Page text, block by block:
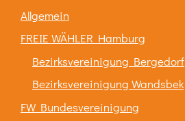
Allgemein
FREIE WÄHLER Hamburg
Bezirksvereinigung Bergedorf
Bezirksvereinigung Wandsbek
FW Bundesvereinigung